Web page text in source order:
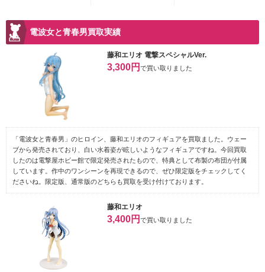
電波女と青春男買取実績
藤和エリオ 電撃スペシャルVer.
3,300円で買い取りました
「電波女と青春男」のヒロイン、藤和エリオのフィギュアを買取ました。ウェー
ブから発売されており、白い水着姿が眩しいようなフィギュアですね。今回買取
したのは電撃屋ホビー館で限定発売されたもので、特典として布製の布団が付属
しています。作中のワンシーンを再現できるので、ぜひ限定版をチェックしてく
ださいね。限定版、通常版のどちらも買取を受け付けております。
藤和エリオ
3,400円で買い取りました